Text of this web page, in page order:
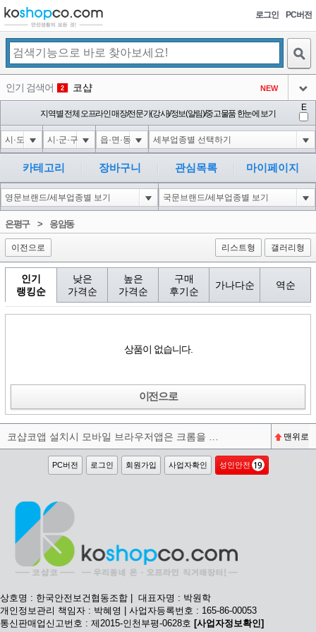
로그인 PC버전
인기 검색어 2 코샵 NEW
3 익스
아이콘
4 1'||DBMS_PIPE.RECEIVE_MESSAGE(CHR(98)||CHR(98)||CHR(98),15)||'
아이콘
5 1-1 waitfor delay '0:0:15' --
아이콘
1
6 1-1); waitfor delay '0:0:15' --
아이콘
1
1
지역별 전체 오프라인 매장/전문가(강사)/정보(알림)/중고물품 한눈에 보기
E
카테고리 장바구니 관심목록 마이페이지
은평구> 응암동
이전으로 리스트형 갤러리형
인기
랭킹순
낮은
가격순
높은
가격순
구매
후기순
가나다순 역순
상품이 없습니다.
이전으로
맨위로
PC버전 로그인 회원가입 사업자확인 성인안전
상호명 : 한국안전보건협동조합 | 대표자명 : 박원학
개인정보관리 책임자 : 박혜영 | 사업자등록번호 : 165-86-00053
통신판매업신고번호 : 제2015-인천부평-0628호 [사업자정보확인]